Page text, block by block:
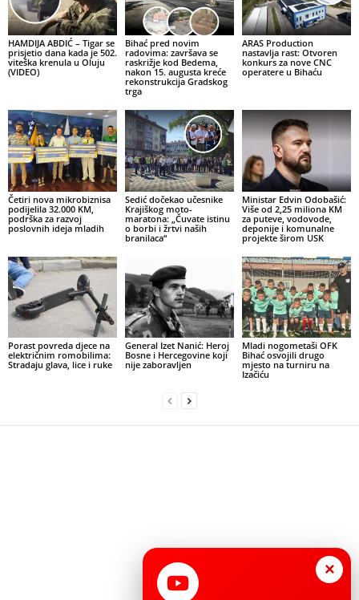
HAMDIJA ABDIĆ – Tigar se
prisjetio dana kada je 502.
viteška krenula u Oluju
(VIDEO)
Bihać pred novim
radovima: završava se
raskrižje kod Bedema,
nakon 15. augusta kreće
rekonstrukcija Gradskog
trga
ARAS Production
nastavlja rast: Otvoren
konkurs za nove CNC
operatere u Bihaću
Četiri nova mikrobiznisa
podijelila 32.000 KM,
podrška za razvoj
poslovnih ideja mladih
Sedić dočekao učesnike
Krajiškog moto-
maratona: „Čuvate istinu
o borbi i žrtvi naših
branilaca“
Ministar Edvin Odobašić:
Više od 2,25 miliona KM
za puteve, vodovode,
deponije i komunalne
projekte širom USK
Porast povreda djece na
električnim romobilima:
Stradaju glava, lice i ruke
General Izet Nanić: Heroj
Bosne i Hercegovine koji
nije zaboravljen
Mladi nogometaši OFK
Bihać osvojili drugo
mjesto na turniru na
Izačiću
×